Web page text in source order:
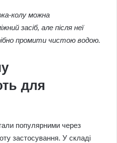
колу можна
засіб, але після неї
промити чистою водою.
для
популярними через
застосування. У складі